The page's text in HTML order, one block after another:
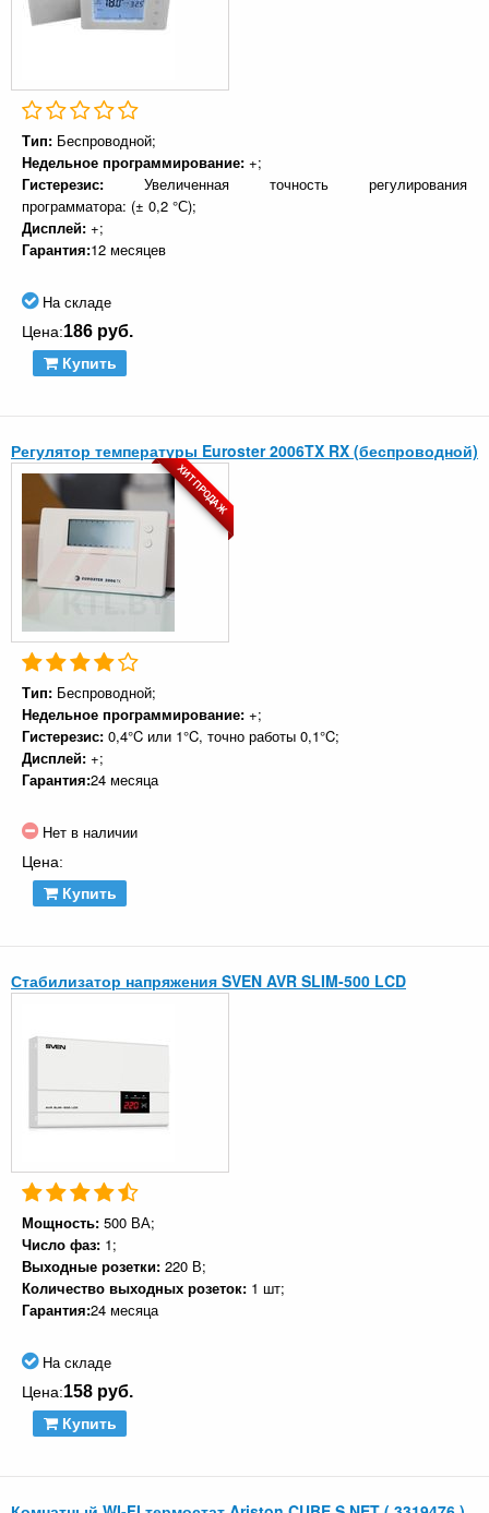
Тип: Беспроводной;
Недельное программирование: +;
Гистерезис: Увеличенная точность регулирования
программатора: (± 0,2 °С);
Дисплей: +;
Гарантия:12 месяцев
На складе
Цена:186 руб.
Купить
Регулятор температуры Euroster 2006TX RX (беспроводной)
ХИТ ПРОДАЖ
Тип: Беспроводной;
Недельное программирование: +;
Гистерезис: 0,4°C или 1°C, точно работы 0,1°C;
Дисплей: +;
Гарантия:24 месяца
Нет в наличии
Цена:
Купить
Стабилизатор напряжения SVEN AVR SLIM-500 LCD
Мощность: 500 ВА;
Число фаз: 1;
Выходные розетки: 220 В;
Количество выходных розеток: 1 шт;
Гарантия:24 месяца
На складе
Цена:158 руб.
Купить